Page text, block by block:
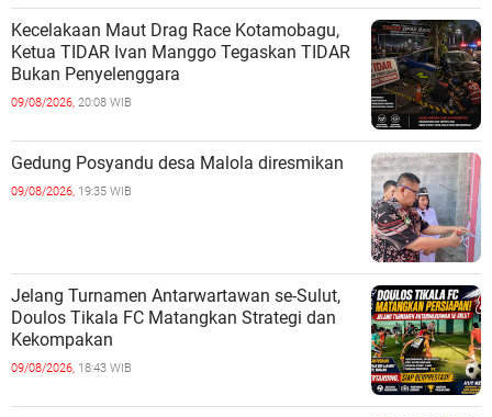
Kecelakaan Maut Drag Race Kotamobagu,
Ketua TIDAR Ivan Manggo Tegaskan TIDAR
Bukan Penyelenggara
09/08/2026, 20:08 WIB
Gedung Posyandu desa Malola diresmikan
09/08/2026, 19:35 WIB
Jelang Turnamen Antarwartawan se-Sulut,
Doulos Tikala FC Matangkan Strategi dan
Kekompakan
09/08/2026, 18:43 WIB